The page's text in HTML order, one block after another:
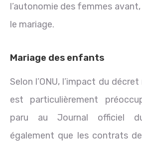
l’autonomie des femmes
le mariage.
Mariage des enfants
Selon l’ONU, l’impact du
est particulièrement
paru au Journal officiel
également que les contrats